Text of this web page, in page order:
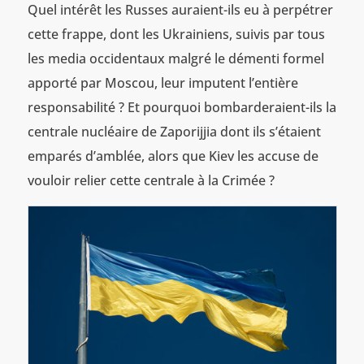
Quel intérêt les Russes auraient-ils eu à perpétrer
cette frappe, dont les Ukrainiens, suivis par tous
les media occidentaux malgré le démenti formel
apporté par Moscou, leur imputent l’entière
responsabilité ? Et pourquoi bombarderaient-ils la
centrale nucléaire de Zaporijjia dont ils s’étaient
emparés d’amblée, alors que Kiev les accuse de
vouloir relier cette centrale à la Crimée ?